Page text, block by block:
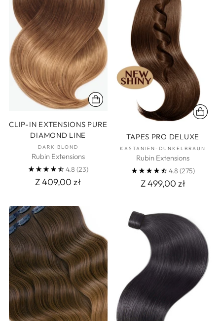
CLIP-IN EXTENSIONS PURE
DIAMOND LINE
DARK BLOND
Rubin Extensions
4.8 (23)
Z 409,00 zł
TAPES PRO DELUXE
KASTANIEN-DUNKELBRAUN
Rubin Extensions
4.8 (275)
Z 499,00 zł